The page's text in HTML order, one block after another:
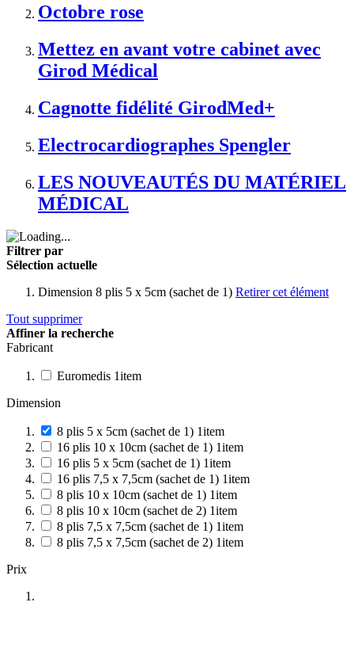
Octobre rose
Mettez en avant votre cabinet avec
Girod Médical
Cagnotte fidélité GirodMed+
Electrocardiographes Spengler
LES NOUVEAUTÉS DU MATÉRIEL
MÉDICAL
Filtrer par
Sélection actuelle
Dimension 8 plis 5 x 5cm (sachet de 1) Retirer cet élément
Tout supprimer
Affiner la recherche
Fabricant
Euromedis 1item
Dimension
8 plis 5 x 5cm (sachet de 1) 1item
16 plis 10 x 10cm (sachet de 1) 1item
16 plis 5 x 5cm (sachet de 1) 1item
16 plis 7,5 x 7,5cm (sachet de 1) 1item
8 plis 10 x 10cm (sachet de 1) 1item
8 plis 10 x 10cm (sachet de 2) 1item
8 plis 7,5 x 7,5cm (sachet de 1) 1item
8 plis 7,5 x 7,5cm (sachet de 2) 1item
Prix